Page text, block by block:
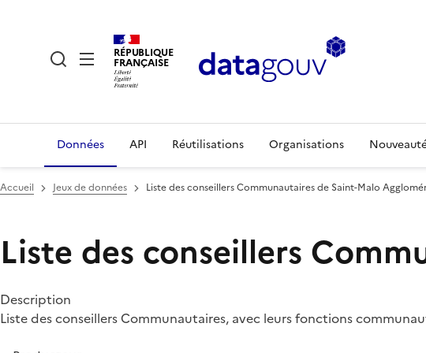
RÉPUBLIQUE
FRANÇAISE
Données API Réutilisations Organisations
Accueil Jeux de données Liste des conseillers Communautaires de Saint-Malo
Liste des conseillers
Description
Liste des conseillers Communautaires, avec leurs fonctions